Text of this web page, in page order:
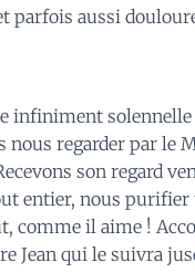
parfois aussi
infiniment solennelle
nous regarder par le
son regard
entier, nous purifier
comme il aime !
Jean qui le suivra